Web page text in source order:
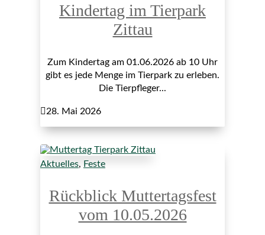
Kindertag im Tierpark
Zittau
Zum Kindertag am 01.06.2026 ab 10 Uhr
gibt es jede Menge im Tierpark zu erleben.
Die Tierpfleger...
28. Mai 2026
Aktuelles, Feste
Rückblick Muttertagsfest
vom 10.05.2026